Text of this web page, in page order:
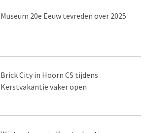
Museum 20e Eeuw tevreden over 2025
Brick City in Hoorn CS tijdens
Kerstvakantie vaker open